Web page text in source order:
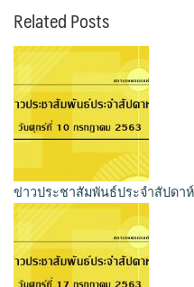
Related Posts
ข่าวประชาสัมพันธ์ประจำสัปดา